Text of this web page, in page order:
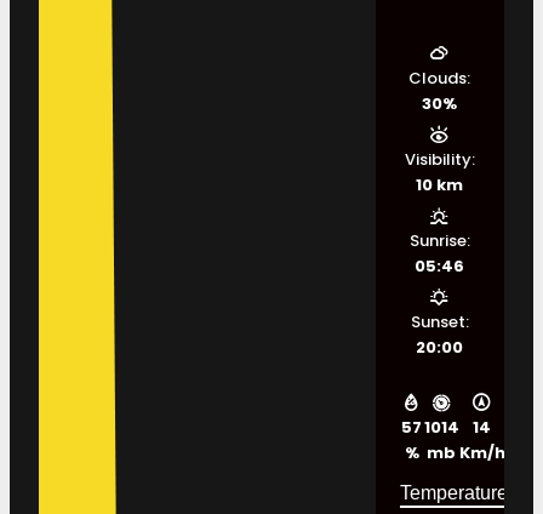
57
%
1014
mb
14
Km/h
Clouds:
30%
Visibility:
10 km
Sunrise:
05:46
Sunset:
20:00